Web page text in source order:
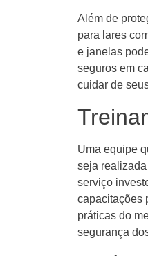
Além de
para lares
e janelas
seguros em
cuidar de
Uma equipe
seja
serviço
capacitações
práticas do
segurança